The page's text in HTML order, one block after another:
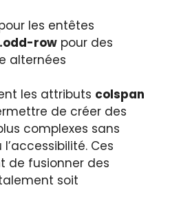
les entêtes
.odd-row pour des
alternées
les attributs colspan
de créer des
complexes sans
Ces
de fusionner des
soit